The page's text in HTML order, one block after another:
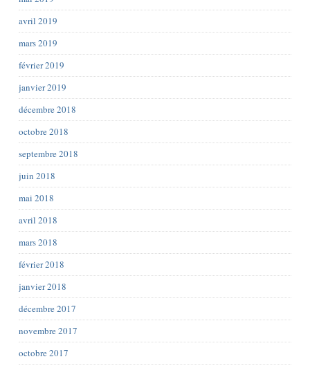
avril 2019
mars 2019
février 2019
janvier 2019
décembre 2018
octobre 2018
septembre 2018
juin 2018
mai 2018
avril 2018
mars 2018
février 2018
janvier 2018
décembre 2017
novembre 2017
octobre 2017